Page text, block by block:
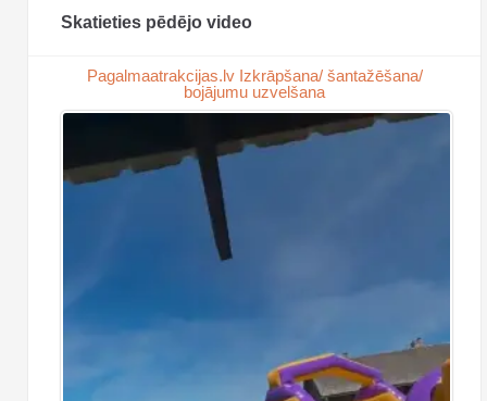
Skatieties pēdējo video
Pagalmaatrakcijas.lv Izkrāpšana/ šantažēšana/
bojājumu uzvelšana